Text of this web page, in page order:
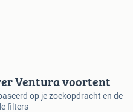
Ventura voortent
op je zoekopdracht en de
filters